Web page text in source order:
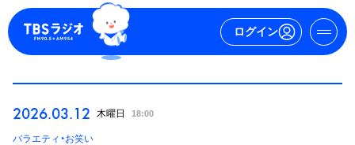
ログイン
ログイン
2026.03.12 木曜日 18:00
バラエティ・お笑い